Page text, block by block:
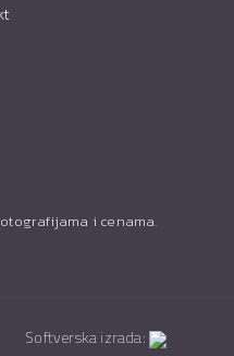
i cenama.
Softverska izrada: